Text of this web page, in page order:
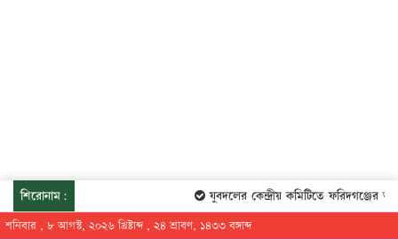
শিরোনাম: যুবদলের কেন্দ্রীয় কমিটিতে ফরিদগঞ্জের
শনিবার , ৮ আগস্ট, ২০২৬ খ্রিষ্টাব্দ , ২৪ শ্রাবণ, ১৪৩৩ বঙ্গাব্দ